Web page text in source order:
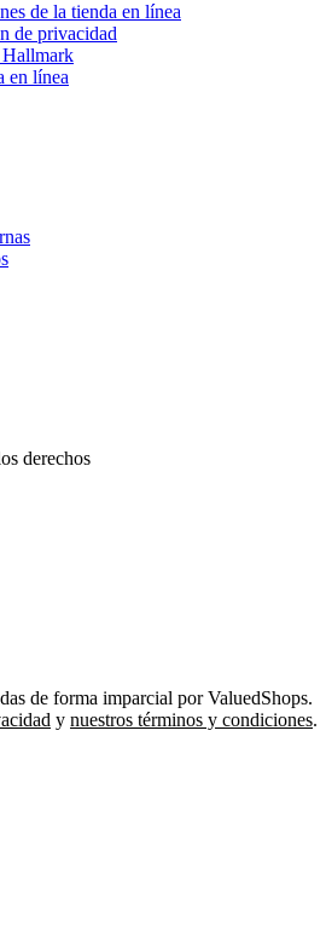
de la tienda en línea
de privacidad
Hallmark
en línea
derechos
de forma imparcial por ValuedShops.
y nuestros términos y condiciones.